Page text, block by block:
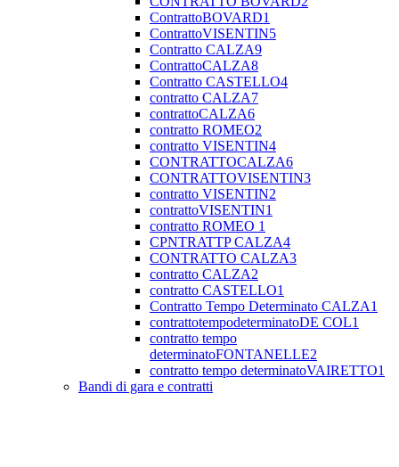
ContrattoBOVARD1
ContrattoVISENTIN5
Contratto CALZA9
ContrattoCALZA8
Contratto CASTELLO4
contratto CALZA7
contrattoCALZA6
contratto ROMEO2
contratto VISENTIN4
CONTRATTOCALZA6
CONTRATTOVISENTIN3
contratto VISENTIN2
contrattoVISENTIN1
contratto ROMEO 1
CPNTRATTP CALZA4
CONTRATTO CALZA3
contratto CALZA2
contratto CASTELLO1
Contratto Tempo Determinato CALZA1
contrattotempodeterminatoDE COL1
contratto tempo
determinatoFONTANELLE2
contratto tempo determinatoVAIRETTO1
Bandi di gara e contratti